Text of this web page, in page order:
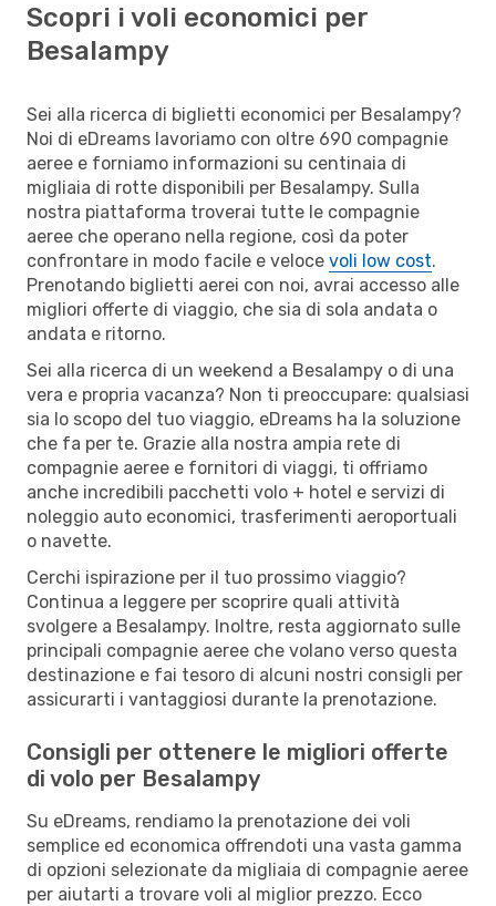
Scopri i voli economici per
Besalampy
Sei alla ricerca di biglietti economici per Besalampy?
Noi di eDreams lavoriamo con oltre 690 compagnie
aeree e forniamo informazioni su centinaia di
migliaia di rotte disponibili per Besalampy. Sulla
nostra piattaforma troverai tutte le compagnie
aeree che operano nella regione, così da poter
confrontare in modo facile e veloce voli low cost.
Prenotando biglietti aerei con noi, avrai accesso alle
migliori offerte di viaggio, che sia di sola andata o
andata e ritorno.
Sei alla ricerca di un weekend a Besalampy o di una
vera e propria vacanza? Non ti preoccupare: qualsiasi
sia lo scopo del tuo viaggio, eDreams ha la soluzione
che fa per te. Grazie alla nostra ampia rete di
compagnie aeree e fornitori di viaggi, ti offriamo
anche incredibili pacchetti volo + hotel e servizi di
noleggio auto economici, trasferimenti aeroportuali
o navette.
Cerchi ispirazione per il tuo prossimo viaggio?
Continua a leggere per scoprire quali attività
svolgere a Besalampy. Inoltre, resta aggiornato sulle
principali compagnie aeree che volano verso questa
destinazione e fai tesoro di alcuni nostri consigli per
assicurarti i vantaggiosi durante la prenotazione.
Consigli per ottenere le migliori offerte
di volo per Besalampy
Su eDreams, rendiamo la prenotazione dei voli
semplice ed economica offrendoti una vasta gamma
di opzioni selezionate da migliaia di compagnie aeree
per aiutarti a trovare voli al miglior prezzo. Ecco